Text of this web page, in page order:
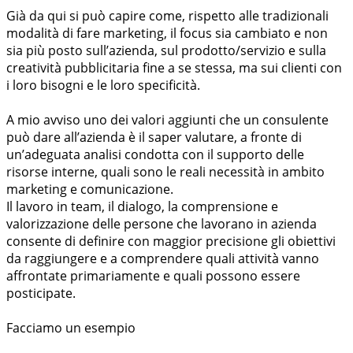
Già da qui si può capire come, rispetto alle tradizionali
modalità di fare marketing, il focus sia cambiato e non
sia più posto sull’azienda, sul prodotto/servizio e sulla
creatività pubblicitaria fine a se stessa, ma sui clienti con
i loro bisogni e le loro specificità.
A mio avviso uno dei valori aggiunti che un consulente
può dare all’azienda è il saper valutare, a fronte di
un’adeguata analisi condotta con il supporto delle
risorse interne, quali sono le reali necessità in ambito
marketing e comunicazione.
Il lavoro in team, il dialogo, la comprensione e
valorizzazione delle persone che lavorano in azienda
consente di definire con maggior precisione gli obiettivi
da raggiungere e a comprendere quali attività vanno
affrontate primariamente e quali possono essere
posticipate.
Facciamo un esempio